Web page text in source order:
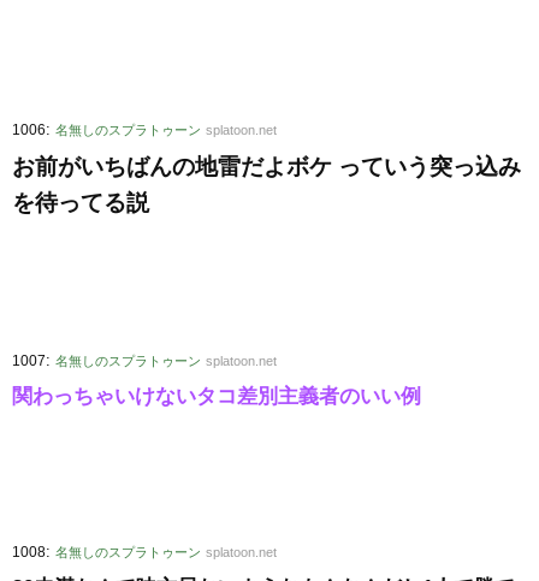
1006: 名無しのスプラトゥーン splatoon.net
お前がいちばんの地雷だよボケ っていう突っ込み
を待ってる説
1007: 名無しのスプラトゥーン splatoon.net
関わっちゃいけないタコ差別主義者のいい例
1008: 名無しのスプラトゥーン splatoon.net